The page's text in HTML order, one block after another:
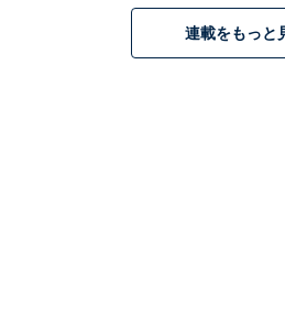
連載をもっと